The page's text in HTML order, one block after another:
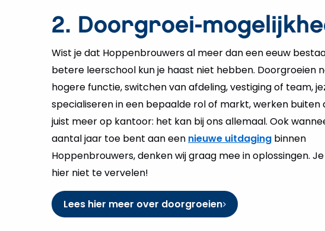
2. Doorgroei-
Wist je dat Hoppenbrouwers al meer dan een eeuw
betere leerschool kun je haast niet hebben. Doorgroeien
hogere functie, switchen van afdeling, vestiging of team,
specialiseren in een bepaalde rol of markt, werken buiten
juist meer op kantoor: het kan bij ons allemaal. Ook
aantal jaar toe bent aan een nieuwe uitdaging binnen
Hoppenbrouwers, denken wij graag mee in oplossingen.
hier niet te vervelen!
Lees hier meer over doorgroeien